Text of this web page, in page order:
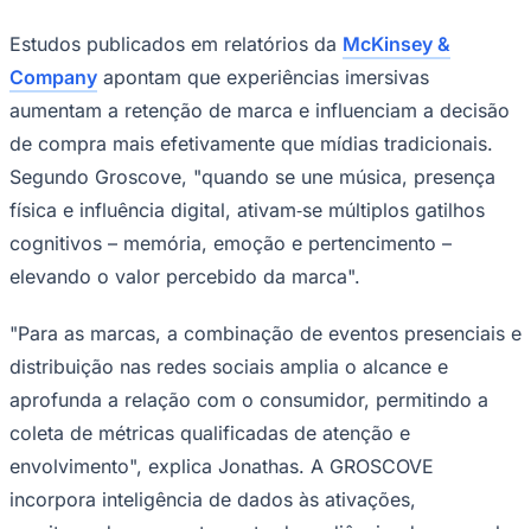
Estudos publicados em relatórios da McKinsey &
Company apontam que experiências imersivas
aumentam a retenção de marca e influenciam a decisão
de compra mais efetivamente que mídias tradicionais.
Segundo Groscove, "quando se une música, presença
física e influência digital, ativam‑se múltiplos gatilhos
cognitivos – memória, emoção e pertencimento –
elevando o valor percebido da marca".
"Para as marcas, a combinação de eventos presenciais e
distribuição nas redes sociais amplia o alcance e
aprofunda a relação com o consumidor, permitindo a
coleta de métricas qualificadas de atenção e
envolvimento", explica Jonathas. A GROSCOVE
incorpora inteligência de dados às ativações,